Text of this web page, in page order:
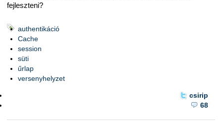
fejleszteni?
authentikáció
Cache
session
süti
űrlap
versenyhelyzet
csirip
68